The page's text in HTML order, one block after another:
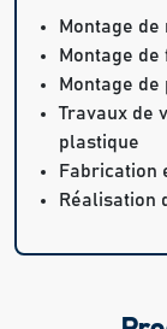
Montage
Montage
Montage
Travaux de
plastique
Fabrication
Réalisation